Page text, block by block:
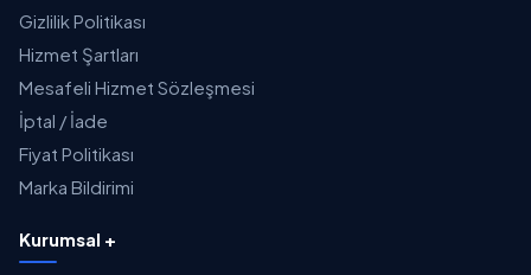
Gizlilik Politikası
Hizmet Şartları
Mesafeli Hizmet Sözleşmesi
İptal / İade
Fiyat Politikası
Marka Bildirimi
Kurumsal +